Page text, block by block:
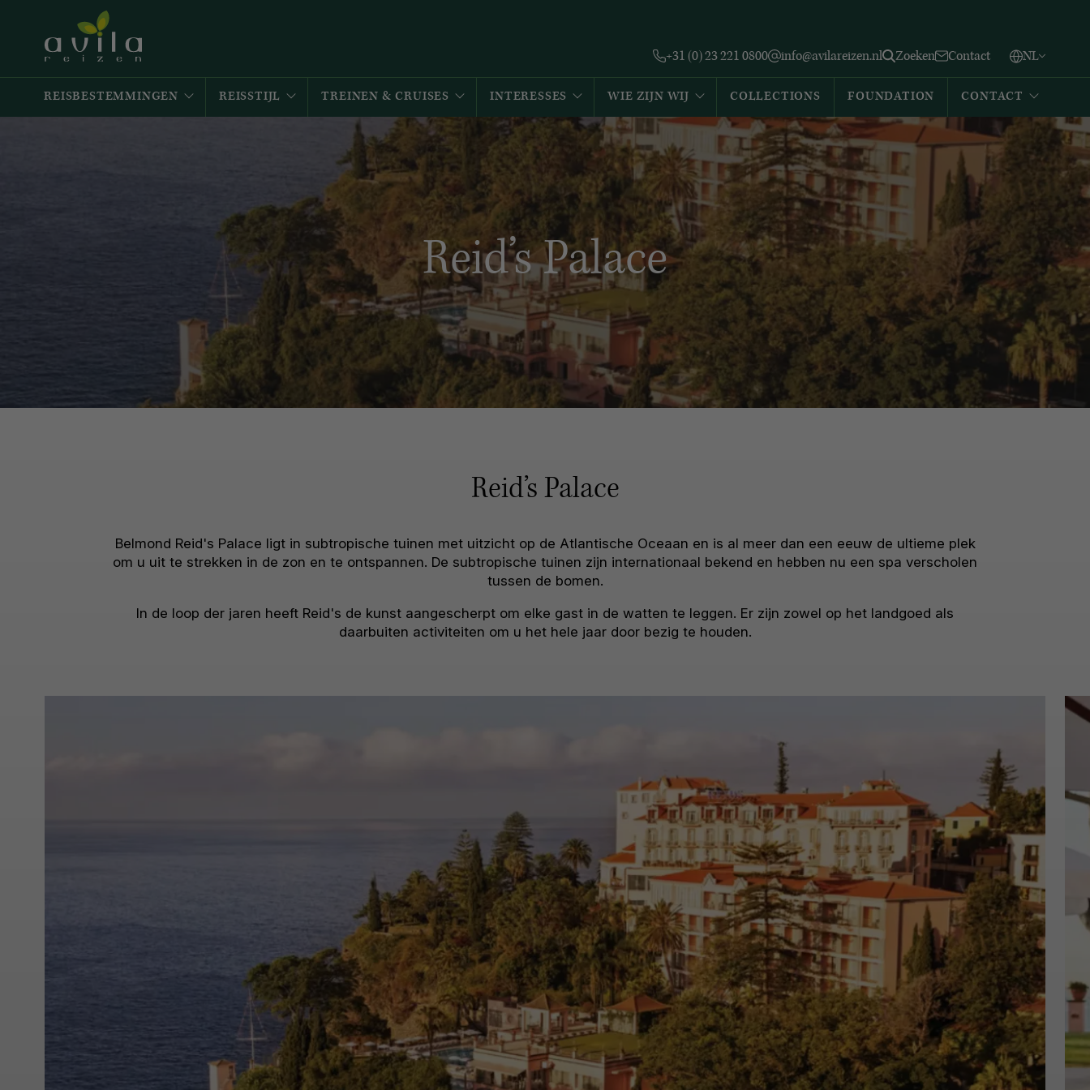
+31 (0) 23 221 0800 info@avilareizen.nl Zoeken Contact NL
Español
REISBESTEMMINGEN REISSTIJL TREINEN & CRUISES INTERESSES WIE ZIJN WIJ COLLECTIONS FOUNDATION CONTACT
Reid’s Palace
Reid’s Palace
Belmond Reid's Palace ligt in subtropische tuinen met uitzicht op de Atlantische Oceaan en is al meer dan een eeuw de ultieme plek
om u uit te strekken in de zon en te ontspannen. De subtropische tuinen zijn internationaal bekend en hebben nu een spa verscholen
tussen de bomen.
In de loop der jaren heeft Reid's de kunst aangescherpt om elke gast in de watten te leggen. Er zijn zowel op het landgoed als
daarbuiten activiteiten om u het hele jaar door bezig te houden.